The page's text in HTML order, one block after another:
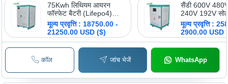
75Kwh लिथियम आयरन
फॉस्फेट बैटरी (Lifepo4)
एनर्जी स्टोरेज 614V 200Ah
लिथियम बैटरी Bms सिस्टम
क्षमता के साथ: 10Kwh-
500Kwh
मूल्य प्रवृत्ति : 18750.00 -
21250.00 USD ($)
सैंडी 600V
240V 192V
Lifepo4 बैटरी
साइकिल बिल्ट
बैटरी कैबिनेट
(L*W*H) के
मूल्य प्रवृत्ति :
2900.00 USD
कॉल जांच भेजें WhatsApp